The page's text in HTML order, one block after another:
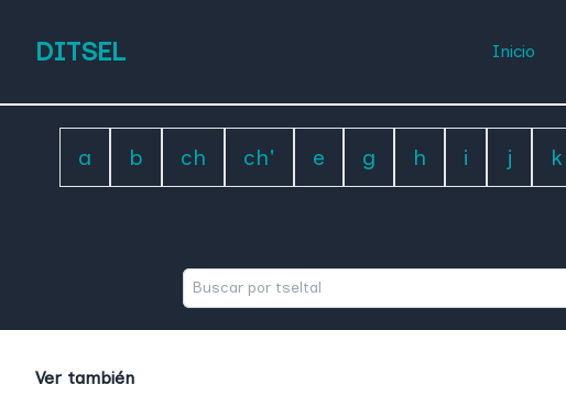
DITSEL Inicio
a b ch ch' e g h i j k
Ver también